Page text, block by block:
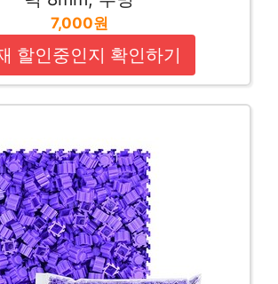
7,000원
할인중인지 확인하기